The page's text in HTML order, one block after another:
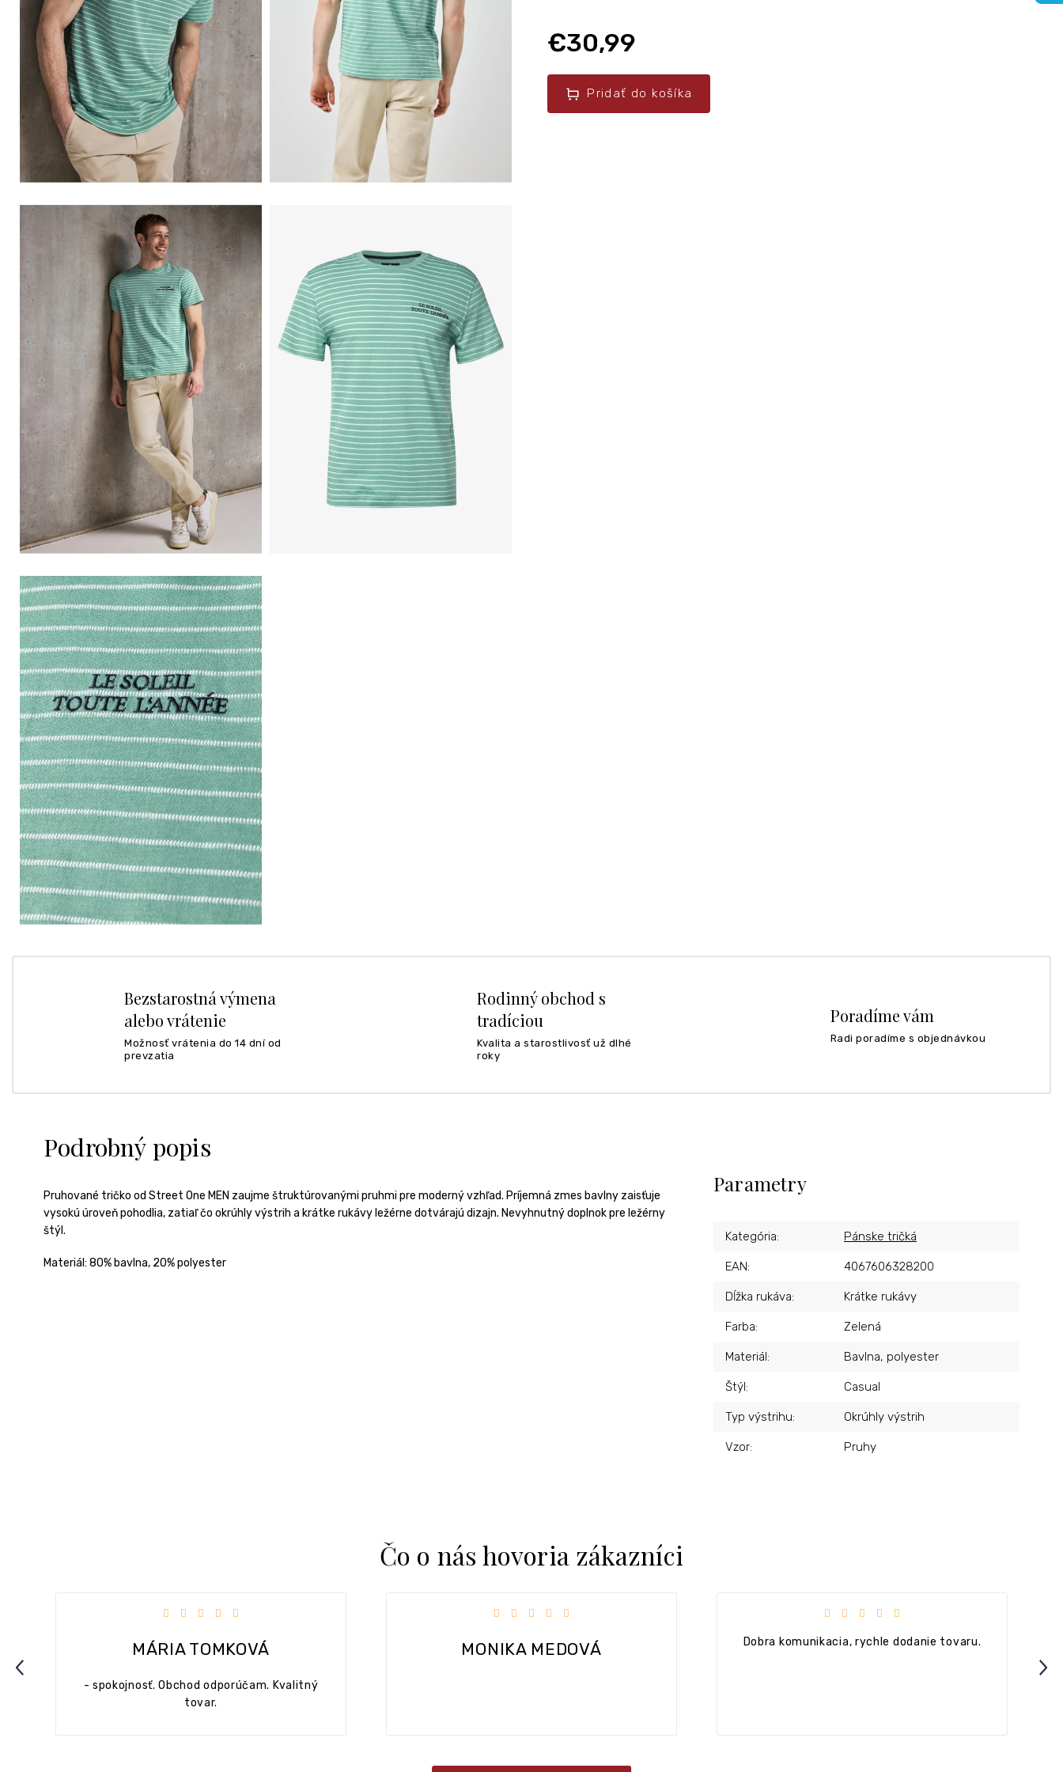
€30,99
Pridať do košíka
Bezstarostná výmena
alebo vrátenie
Možnosť vrátenia do 14 dní od
prevzatia
Rodinný obchod s
tradíciou
Kvalita a starostlivosť už dlhé
roky
Poradíme vám
Radi poradíme s objednávkou
Podrobný popis
Pruhované tričko od Street One MEN zaujme štruktúrovanými pruhmi pre moderný vzhľad. Príjemná zmes bavlny zaisťuje
vysokú úroveň pohodlia, zatiaľ čo okrúhly výstrih a krátke rukávy ležérne dotvárajú dizajn. Nevyhnutný doplnok pre ležérny
štýl.
Materiál: 80% bavlna, 20% polyester
Parametry
Kategória: Pánske tričká
EAN: 4067606328200
Dĺžka rukáva: Krátke rukávy
Farba: Zelená
Materiál: Bavlna, polyester
Štýl: Casual
Typ výstrihu: Okrúhly výstrih
Vzor: Pruhy
Čo o nás hovoria zákazníci
Previous
MONIKA MEDOVÁ
Hodnotenie obchodu je 5 z 5 hviezdičiek. Hodnotenie obchodu je 5 z 5 hviezdičiek.
Dobra komunikacia, rychle dodanie tovaru.
Hodnotenie obchodu je 4 z 5 hviezdičiek.
+ Ok
Next